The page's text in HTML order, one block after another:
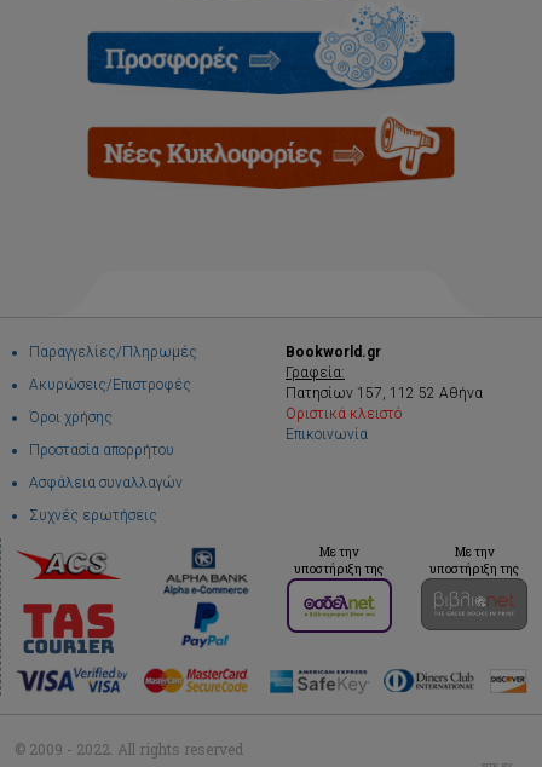
Παραγγελίες/Πληρωμές
Ακυρώσεις/Επιστροφές
Όροι χρήσης
Προστασία απορρήτου
Ασφάλεια συναλλαγών
Συχνές ερωτήσεις
Bookworld.gr
Γραφεία:
Πατησίων 157, 112 52 Αθήνα
Οριστικά κλειστό
Επικοινωνία
Με την
υποστήριξη της
Με την
υποστήριξη της
© 2009 - 2022. All rights reserved